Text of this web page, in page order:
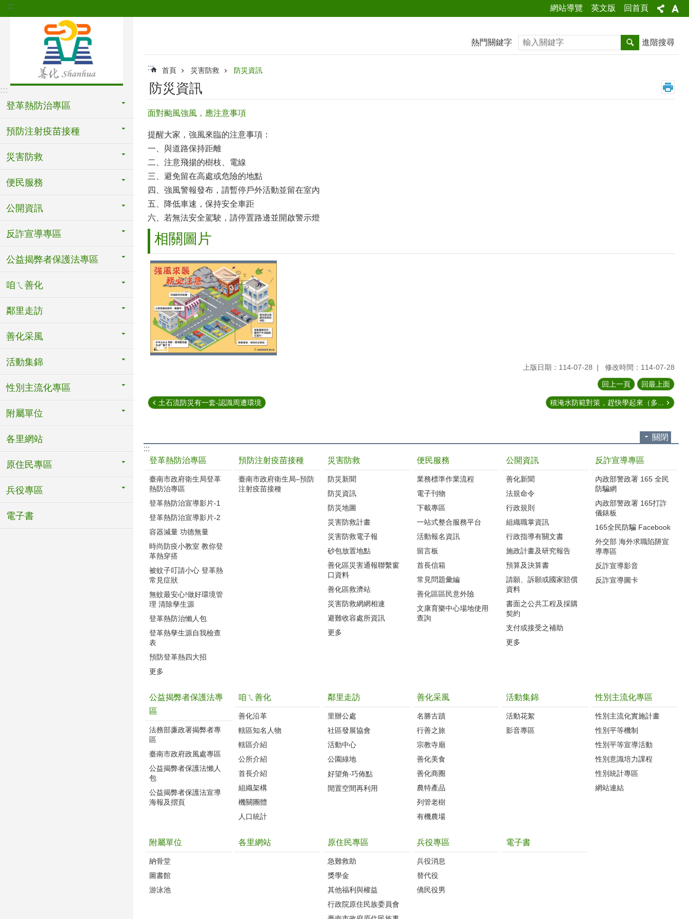
跳到主要內容區塊
::: 網站導覽 英文版 回首頁
:::
登革熱防治專區
預防注射疫苗接種
災害防救
便民服務
公開資訊
反詐宣導專區
公益揭弊者保護法專區
咱ㄟ善化
鄰里走訪
善化采風
活動集錦
性別主流化專區
附屬單位
各里網站
原住民專區
兵役專區
電子書
熱門關鍵字 搜尋 進階搜尋
::: 首頁 災害防救 防災資訊
防災資訊
面對颱風強風，應注意事項
提醒大家，強風來臨的注意事項：
一、與道路保持距離
二、注意飛揚的樹枝、電線
三、避免留在高處或危險的地點
四、強風警報發布，請暫停戶外活動並留在室內
五、降低車速，保持安全車距
六、若無法安全駕駛，請停置路邊並開啟警示燈
相關圖片
上版日期：114-07-28 修改時間：114-07-28
回上一頁 回最上面
土石流防災有一套-認識周遭環境 積淹水防範對策，趕快學起來（多...
關閉
:::
登革熱防治專區
臺南市政府衛生局登革
熱防治專區
登革熱防治宣導影片-1
登革熱防治宣導影片-2
容器減量 功德無量
時尚防疫小教室 教你登
革熱穿搭
被蚊子叮請小心 登革熱
常見症狀
無蚊最安心!做好環境管
理 清除孳生源
登革熱防治懶人包
登革熱孳生源自我檢查
表
預防登革熱四大招
更多
預防注射疫苗接種
臺南市政府衛生局–預防
注射疫苗接種
災害防救
防災新聞
防災資訊
防災地圖
災害防救計畫
災害防救電子報
砂包放置地點
善化區災害通報聯繫窗
口資料
善化區救濟站
災害防救網網相連
避難收容處所資訊
更多
便民服務
業務標準作業流程‭
電子刊物
下載專區
一站式整合服務平台
活動報名資訊
留言板
首長信箱
常見問題彙編
善化區區民意外險
文康育樂中心場地使用
查詢
公開資訊
善化新聞
法規命令
行政規則
組織職掌資訊
行政指導有關文書
施政計畫及研究報告
預算及決算書
請願、訴願或國家賠償
資料
書面之公共工程及採購
契約
支付或接受之補助
更多
反詐宣導專區
內政部警政署 165 全民
防騙網
內政部警政署 165打詐
儀錶板
165全民防騙 Facebook
外交部 海外求職陷阱宣
導專區
反詐宣導影音
反詐宣導圖卡
公益揭弊者保護法專
區
法務部廉政署揭弊者專
區
臺南市政府政風處專區
公益揭弊者保護法懶人
包
公益揭弊者保護法宣導
海報及摺頁
咱ㄟ善化
善化沿革‭
轄區知名人物‭
轄區介紹
公所介紹
首長介紹
組織架構
機關團體
人口統計
鄰里走訪
里辦公處‭ ‭
社區發展協會‭
活動中心
公園綠地
好望角‧巧佈點
閒置空間再利用
善化采風
名勝古蹟
行善之旅
宗教寺廟
善化美食
善化商圈
農特產品
列管老樹
有機農場
活動集錦
活動花絮
影音專區
性別主流化專區
性別主流化實施計畫
性別平等機制
性別平等宣導活動
性別意識培力課程
性別統計專區
網站連結
附屬單位
納骨堂
圖書館
游泳池
各里網站 原住民專區
急難救助
獎學金
其他福利與權益
行政院原住民族委員會
兵役專區
兵役消息
替代役
僑民役男
電子書